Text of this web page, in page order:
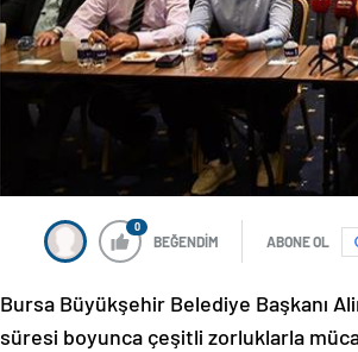
0
BEĞENDİM ABONE OL
Bursa Büyükşehir Belediye Başkanı
süresi boyunca çeşitli zorluklarla